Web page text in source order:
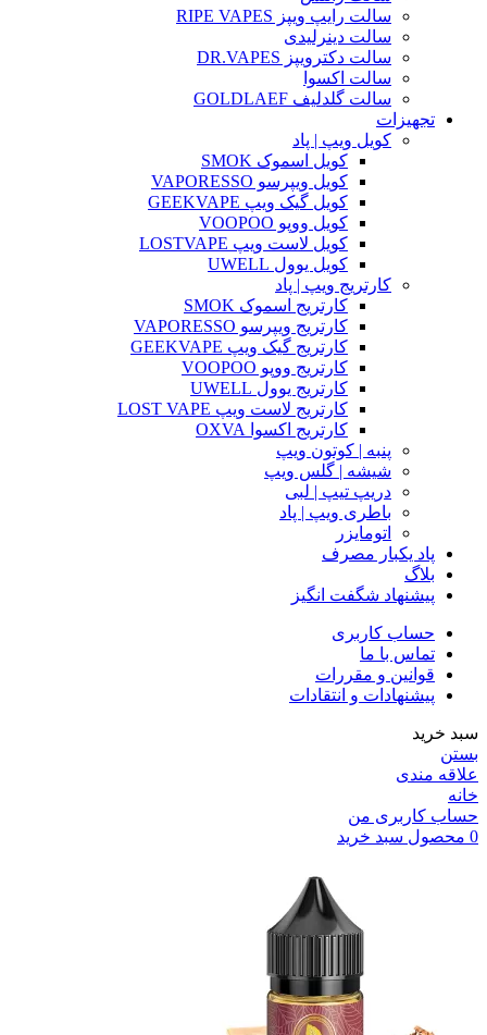
سالت رایپ ویپز RIPE VAPES
سالت دینرلیدی
سالت دکترویپز DR.VAPES
سالت اکسوا
سالت گلدلیف GOLDLAEF
تجهیزات
کویل ویپ | پاد
کویل اسموک SMOK
کویل ویپرسو VAPORESSO
کویل گیک ویپ GEEKVAPE
کویل ووپو VOOPOO
کویل لاست ویپ LOSTVAPE
کویل یوول UWELL
کارتریج ویپ | پاد
کارتریج اسموک SMOK
کارتریج ویپرسو VAPORESSO
کارتریج گیک ویپ GEEKVAPE
کارتریج ووپو VOOPOO
کارتریج یوول UWELL
کارتریج لاست ویپ LOST VAPE
کارتریج اکسوا OXVA
پنبه | کوتون ویپ
شیشه | گلس ویپ
دریپ تیپ | لبی
باطری ویپ | پاد
اتومایزر
پاد یکبار مصرف
بلاگ
پیشنهاد شگفت انگیز
حساب کاربری
تماس با ما
قوانین و مقررات
پیشنهادات و انتقادات
سبد خرید
بستن
علاقه مندی
خانه
حساب کاربری من
0 محصول سبد خرید